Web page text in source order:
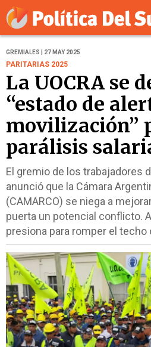
GREMIALES | 27 MAY 2025
PARITARIAS 2025
La UOCRA se
“estado de
movilización”
parálisis
El gremio de los trabajadores
anunció que la Cámara
(CAMARCO) se niega a
puerta un potencial conflicto.
presiona para romper el techo